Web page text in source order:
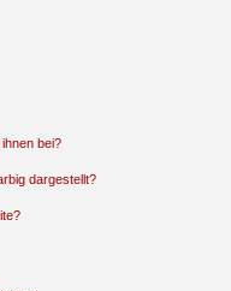
bei?
dargestellt?